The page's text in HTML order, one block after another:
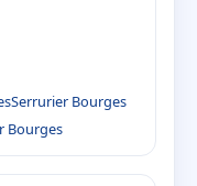
Serrurier Bourges
Bourges